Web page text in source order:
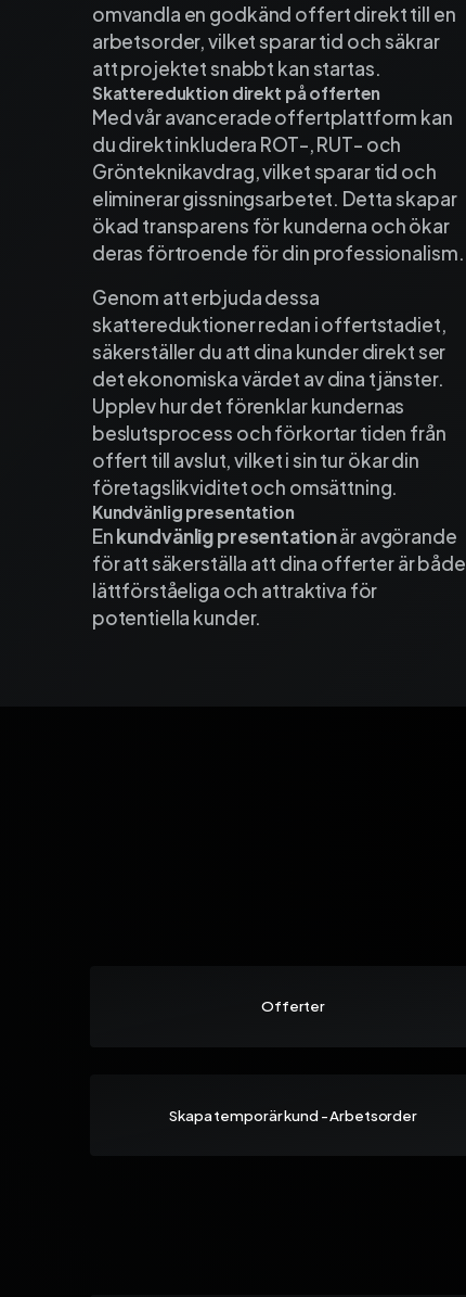
omvandla en godkänd offert direkt till en
arbetsorder, vilket sparar tid och säkrar
att projektet snabbt kan startas.
Skattereduktion direkt på offerten
Med vår avancerade offertplattform kan
du direkt inkludera ROT-, RUT- och
Grönteknikavdrag, vilket sparar tid och
eliminerar gissningsarbetet. Detta skapar
ökad transparens för kunderna och ökar
deras förtroende för din professionalism.
Genom att erbjuda dessa
skattereduktioner redan i offertstadiet,
säkerställer du att dina kunder direkt ser
det ekonomiska värdet av dina tjänster.
Upplev hur det förenklar kundernas
beslutsprocess och förkortar tiden från
offert till avslut, vilket i sin tur ökar din
företagslikviditet och omsättning.
Kundvänlig presentation
Enkundvänlig presentationär avgörande
för att säkerställa att dina offerter är både
lättförståeliga och attraktiva för
potentiella kunder.
Offerter
Skapa temporär kund - Arbetsorder